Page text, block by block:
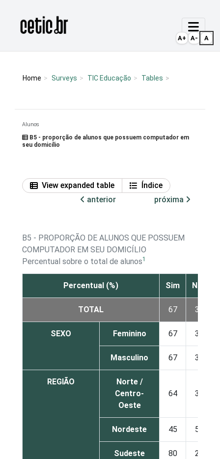
Página inicial
Home Surveys TIC Educação Tables
Alunos
B5 - proporção de alunos que possuem computador em
seu domicílio
View expanded table
Índice
anterior
próxima
B5 - PROPORÇÃO DE ALUNOS QUE POSSUEM
COMPUTADOR EM SEU DOMICÍLIO
Percentual sobre o total de alunos1
Percentual (%) Sim Não
TOTAL 67 33
SEXO Feminino 67 33
Masculino 67 33
REGIÃO
Norte /
Centro-
Oeste
64 36
Nordeste 45 55
Sudeste 80 20
A+ A- A